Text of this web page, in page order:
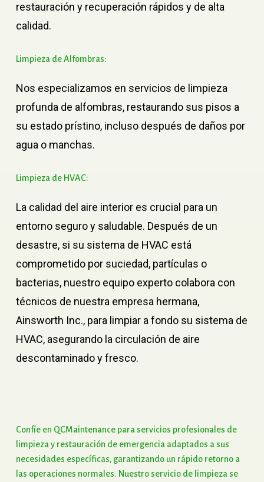
restauración y recuperación rápidos y de alta
calidad.
Limpieza deAlfombras:
Nos especializamos en servicios de limpieza
profunda de alfombras, restaurando sus pisos a
su estado prístino, incluso después de daños por
agua o manchas.
Limpieza de HVAC:
La calidad del aire interior es crucial para un
entorno seguro y saludable. Después de un
desastre, si su sistema de HVAC está
comprometido por suciedad, partículas o
bacterias, nuestro equipo experto colabora con
técnicos de nuestra empresa hermana,
Ainsworth Inc., para limpiar a fondo su sistema de
HVAC, asegurando la circulación de aire
descontaminado y fresco.
Confíe en QCMaintenance paraservicios profesionales de
limpiezay restauración de emergencia adaptados asus
necesidades específicas, garantizando un rápido retorno a
las operaciones normales. Nuestroservicio de limpiezase